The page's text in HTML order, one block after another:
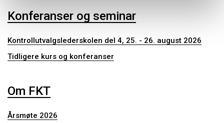
Konferanser og seminar
Kontrollutvalgslederskolen del 4, 25. - 26. august 2026
Tidligere kurs og konferanser
Om FKT
Årsmøte 2026